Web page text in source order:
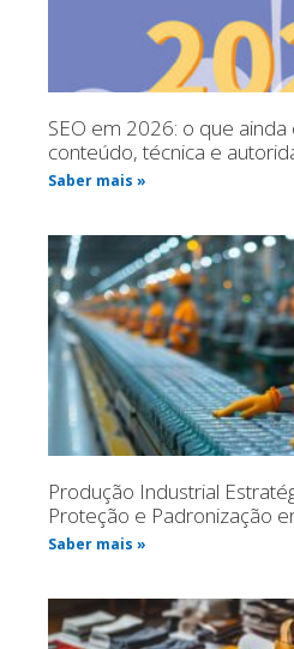
SEO em 2026: o que
conteúdo, técnica e
Saber mais »
Produção Industrial
Proteção e Padronização
Saber mais »